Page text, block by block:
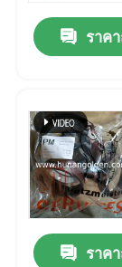
ราค
ราค